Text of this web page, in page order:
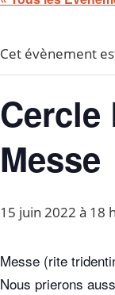
Cet évènement
Messe
15 juin 2022 à 18
Messe (rite
Nous prierons